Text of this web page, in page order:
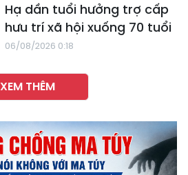
Hạ dần tuổi hưởng trợ cấp
hưu trí xã hội xuống 70 tuổi
06/08/2026 0:18
XEM THÊM